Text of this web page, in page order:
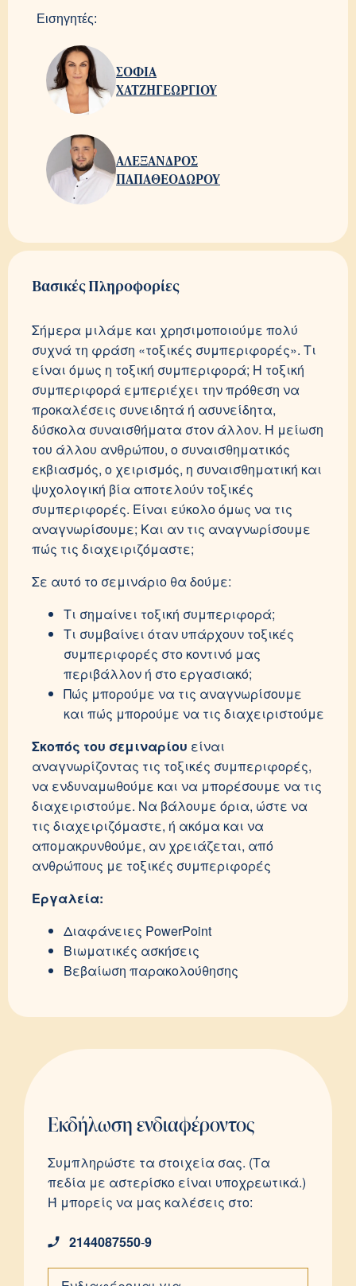
Εισηγητές:
ΣΟΦΙΑ
ΧΑΤΖΗΓΕΩΡΓΙΟΥ
ΑΛΕΞΑΝΔΡΟΣ
ΠΑΠΑΘΕΟΔΩΡΟΥ
Βασικές Πληροφορίες
Σήμερα μιλάμε και χρησιμοποιούμε πολύ
συχνά τη φράση «τοξικές συμπεριφορές». Τι
είναι όμως η τοξική συμπεριφορά; Η τοξική
συμπεριφορά εμπεριέχει την πρόθεση να
προκαλέσεις συνειδητά ή ασυνείδητα,
δύσκολα συναισθήματα στον άλλον. Η μείωση
του άλλου ανθρώπου, ο συναισθηματικός
εκβιασμός, ο χειρισμός, η συναισθηματική και
ψυχολογική βία αποτελούν τοξικές
συμπεριφορές. Είναι εύκολο όμως να τις
αναγνωρίσουμε; Και αν τις αναγνωρίσουμε
πώς τις διαχειριζόμαστε;
Σε αυτό το σεμινάριο θα δούμε:
Τι σημαίνει τοξική συμπεριφορά;
Τι συμβαίνει όταν υπάρχουν τοξικές
συμπεριφορές στο κοντινό μας
περιβάλλον ή στο εργασιακό;
Πώς μπορούμε να τις αναγνωρίσουμε
και πώς μπορούμε να τις διαχειριστούμε
Σκοπός του σεμιναρίου είναι
αναγνωρίζοντας τις τοξικές συμπεριφορές,
να ενδυναμωθούμε και να μπορέσουμε να τις
διαχειριστούμε. Να βάλουμε όρια, ώστε να
τις διαχειριζόμαστε, ή ακόμα και να
απομακρυνθούμε, αν χρειάζεται, από
ανθρώπους με τοξικές συμπεριφορές
Εργαλεία:
Διαφάνειες PowerPoint
Βιωματικές ασκήσεις
Βεβαίωση παρακολούθησης
Εκδήλωση ενδιαφέροντος
Συμπληρώστε τα στοιχεία σας. (Τα
πεδία με αστερίσκο είναι υποχρεωτικά.)
Ή μπορείς να μας καλέσεις στο:
2144087550-9